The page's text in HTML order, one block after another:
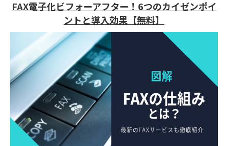
FAX電子化ビフォーアフター！6つのカイゼンポイ
ントと導入効果【無料】